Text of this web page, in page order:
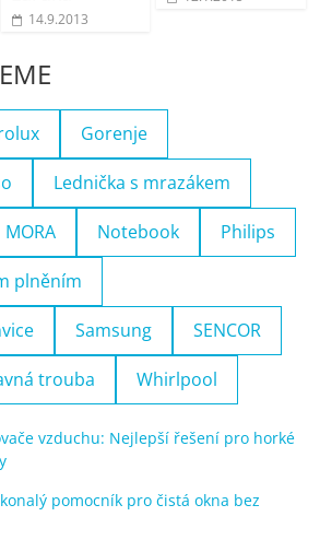
14.9.2013
Gorenje
Lednička s mrazákem
MORA Notebook Philips
plněním
Samsung SENCOR
trouba Whirlpool
vzduchu: Nejlepší řešení pro horké
pomocník pro čistá okna bez